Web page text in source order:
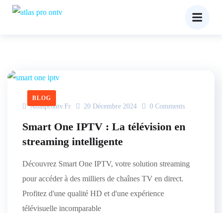
BLOG
Atlasprontv.fr 20 Décembre 2024 0 Comments
Smart One IPTV : La télévision en
streaming intelligente
Découvrez Smart One IPTV, votre solution streaming
pour accéder à des milliers de chaînes TV en direct.
Profitez d'une qualité HD et d'une expérience
télévisuelle incomparable